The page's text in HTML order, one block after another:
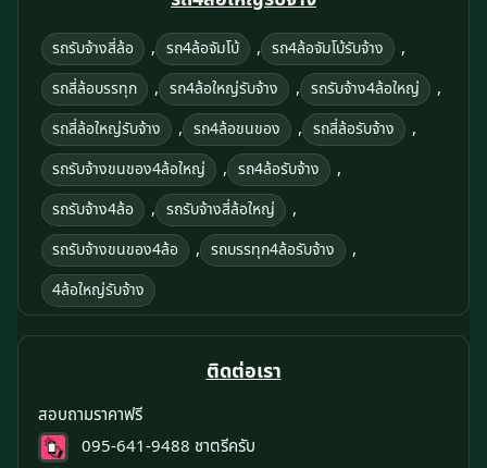
รถรับจ้างสี่ล้อ , รถ4ล้อจัมโบ้ , รถ4ล้อจัมโบ้รับจ้าง ,
รถสี่ล้อบรรทุก , รถ4ล้อใหญ่รับจ้าง , รถรับจ้าง4ล้อใหญ่ ,
รถสี่ล้อใหญ่รับจ้าง , รถ4ล้อขนของ , รถสี่ล้อรับจ้าง ,
รถรับจ้างขนของ4ล้อใหญ่ , รถ4ล้อรับจ้าง ,
รถรับจ้าง4ล้อ , รถรับจ้างสี่ล้อใหญ่ ,
รถรับจ้างขนของ4ล้อ , รถบรรทุก4ล้อรับจ้าง ,
4ล้อใหญ่รับจ้าง
ติดต่อเรา
สอบถามราคาฟรี
095-641-9488 ชาตรีครับ